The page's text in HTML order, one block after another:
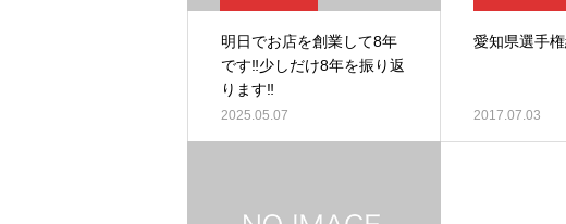
明日でお店を創業して8年
です‼︎少しだけ8年を振り返
ります‼︎
2025.05.07
愛知県選手
2017.07.03